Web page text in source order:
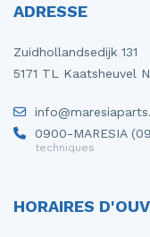
ADRESSE
Zuidhollandsedijk 131
5171 TL Kaatsheuvel
0900-MARESIA
techniques
HORAIRES